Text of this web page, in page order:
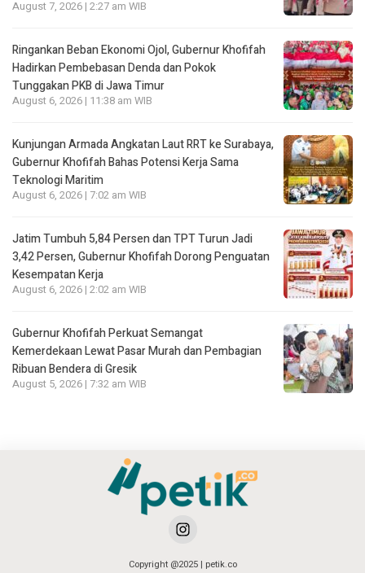
August 7, 2026 | 2:27 am WIB
Ringankan Beban Ekonomi Ojol, Gubernur Khofifah
Hadirkan Pembebasan Denda dan Pokok
Tunggakan PKB di Jawa Timur
August 6, 2026 | 11:38 am WIB
Kunjungan Armada Angkatan Laut RRT ke Surabaya,
Gubernur Khofifah Bahas Potensi Kerja Sama
Teknologi Maritim
August 6, 2026 | 7:02 am WIB
Jatim Tumbuh 5,84 Persen dan TPT Turun Jadi
3,42 Persen, Gubernur Khofifah Dorong Penguatan
Kesempatan Kerja
August 6, 2026 | 2:02 am WIB
Gubernur Khofifah Perkuat Semangat
Kemerdekaan Lewat Pasar Murah dan Pembagian
Ribuan Bendera di Gresik
August 5, 2026 | 7:32 am WIB
Copyright @2025 | petik.co